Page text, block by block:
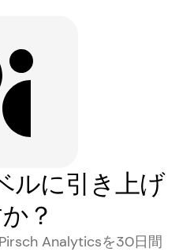
ルに引き上げ
？
Analyticsを30日間